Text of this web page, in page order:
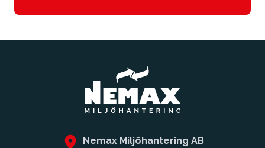
Nemax Miljöhantering AB